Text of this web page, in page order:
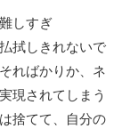
しすぎ
拭しきれないで
ればかりか、ネ
現されてしまう
捨てて、自分の